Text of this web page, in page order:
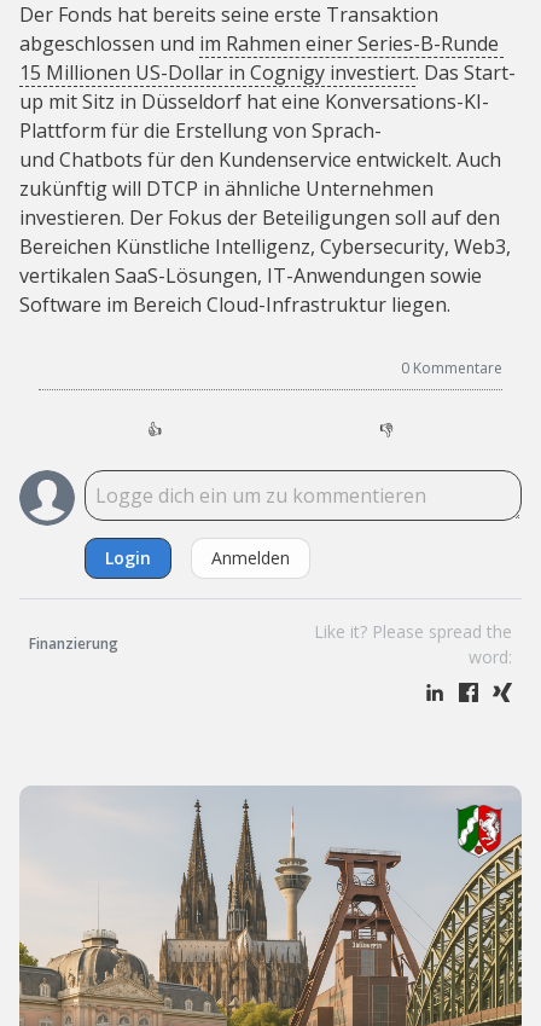
Der Fonds hat bereits seine erste Transaktion
abgeschlossen und im Rahmen einer Series-B-Runde
15 Millionen US-Dollar in Cognigy investiert. Das Start-
up mit Sitz in Düsseldorf hat eine Konversations-KI-
Plattform für die Erstellung von Sprach-
und Chatbots für den Kundenservice entwickelt. Auch
zukünftig will DTCP in ähnliche Unternehmen
investieren. Der Fokus der Beteiligungen soll auf den
Bereichen Künstliche Intelligenz, Cybersecurity, Web3,
vertikalen SaaS-Lösungen, IT-Anwendungen sowie
Software im Bereich Cloud-Infrastruktur liegen.
0 Kommentare
👍 👎
Login Anmelden
Finanzierung
Like it? Please spread the
word: